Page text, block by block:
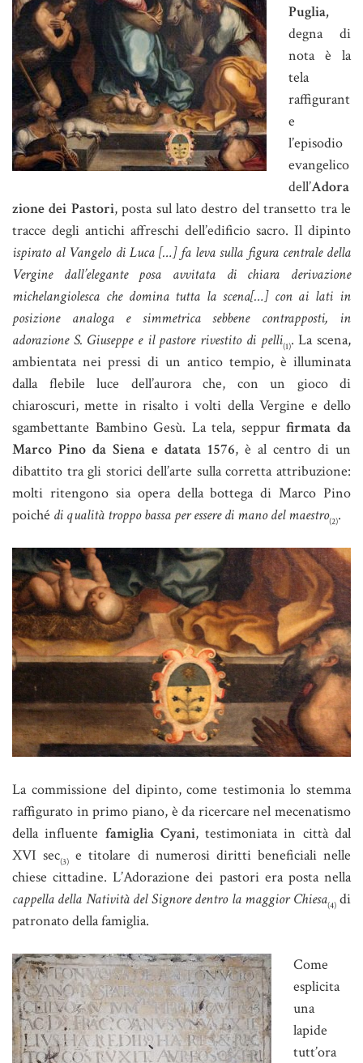
Puglia,
degna di
nota è la
tela
raffigurant
e
l’episodio
evangelico
dell’Adora
zione dei Pastori, posta sul lato destro del transetto tra le
tracce degli antichi affreschi dell’edificio sacro. Il dipinto
ispirato al Vangelo di Luca […] fa leva sulla figura centrale della
Vergine dall’elegante posa avvitata di chiara derivazione
michelangiolesca che domina tutta la scena[…] con ai lati in
posizione analoga e simmetrica sebbene contrapposti, in
adorazione S. Giuseppe e il pastore rivestito di pelli(1). La scena,
ambientata nei pressi di un antico tempio, è illuminata
dalla flebile luce dell’aurora che, con un gioco di
chiaroscuri, mette in risalto i volti della Vergine e dello
sgambettante Bambino Gesù. La tela, seppurfirmata da
Marco Pino da Siena e datata 1576, è al centro di un
dibattito tra gli storici dell’arte sulla corretta attribuzione:
molti ritengono sia opera della bottega di Marco Pino
poiché di qualità troppo bassa per essere di mano del maestro(2).
La commissione del dipinto, come testimonia lo stemma
raffigurato in primo piano, è da ricercare nel mecenatismo
della influente famiglia Cyani, testimoniata in città dal
XVI sec(3) e titolare di numerosi diritti beneficiali nelle
chiese cittadine. L’Adorazione dei pastori era posta nella
cappella della Natività del Signore dentro la maggior Chiesa(4)di
patronato della famiglia.
Come
esplicita
una
lapide
tutt’ora